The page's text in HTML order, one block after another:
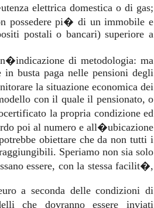
elettrica domestica o di gas;
possedere pi� di un immobile e
postali o bancari) superiore a
di metodologia: ma
in busta paga nelle pensioni degli
la situazione economica dei
con il quale il pensionato, o
la propria condizione ed
poi al numero e all�ubicazione
obiettare che da non tutti i
Speriamo non sia solo
essere, con la stessa facilit�,
a seconda delle condizioni di
che dovranno essere inviati